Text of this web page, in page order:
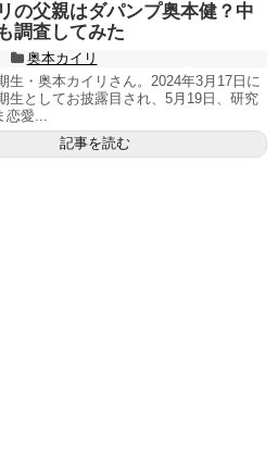
の父親はダパンプ奥本健？中
調査してみた
奥本カイリ
生・奥本カイリさん。2024年3月17日に
生としてお披露目され、5月19日、研究
恋愛...
記事を読む